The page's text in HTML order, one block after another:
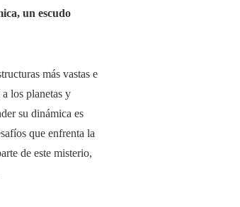
un escudo
más vastas e
los planetas y
su dinámica es
que enfrenta la
de este misterio,